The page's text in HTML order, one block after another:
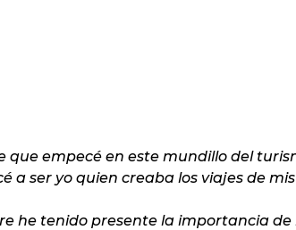
que empecé en este mundillo del
a ser yo quien creaba los viajes de
he tenido presente la importancia